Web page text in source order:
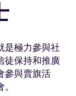
極力參與社
徒保持和推廣
參與賣旗活